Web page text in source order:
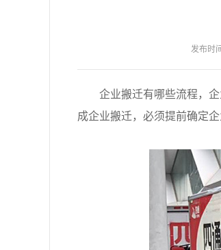
发布时
企业搬迁有哪些流程，企
成企业搬迁，必须提前确定企